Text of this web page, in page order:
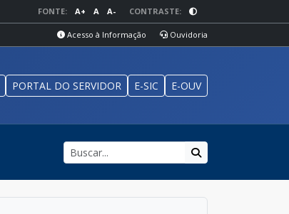
FONTE: A+ A A- CONTRASTE:
Acesso à Informação Ouvidoria
PORTAL DO SERVIDOR E-SIC E-OUV